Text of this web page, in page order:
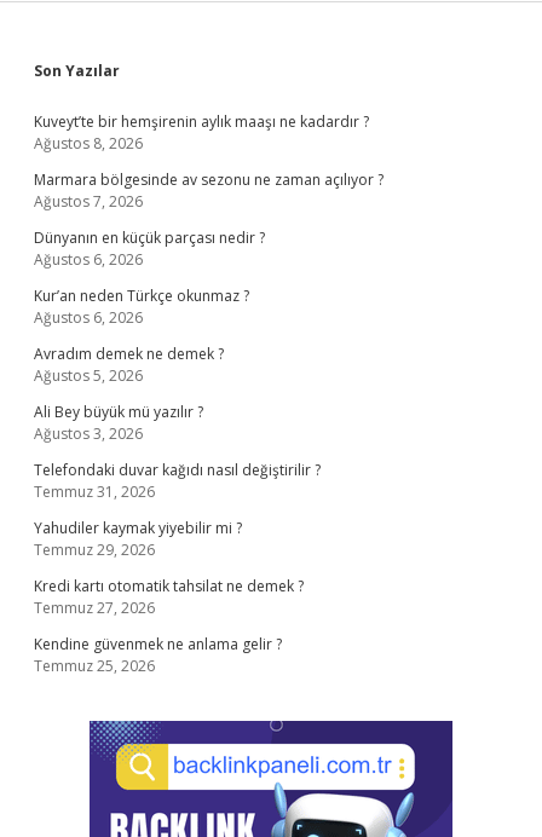
Sidebar
Son Yazılar
Kuveyt’te bir hemşirenin aylık maaşı ne kadardır ?
Ağustos 8, 2026
Marmara bölgesinde av sezonu ne zaman açılıyor ?
Ağustos 7, 2026
Dünyanın en küçük parçası nedir ?
Ağustos 6, 2026
Kur’an neden Türkçe okunmaz ?
Ağustos 6, 2026
Avradım demek ne demek ?
Ağustos 5, 2026
Ali Bey büyük mü yazılır ?
Ağustos 3, 2026
Telefondaki duvar kağıdı nasıl değiştirilir ?
Temmuz 31, 2026
Yahudiler kaymak yiyebilir mi ?
Temmuz 29, 2026
Kredi kartı otomatik tahsilat ne demek ?
Temmuz 27, 2026
Kendine güvenmek ne anlama gelir ?
Temmuz 25, 2026